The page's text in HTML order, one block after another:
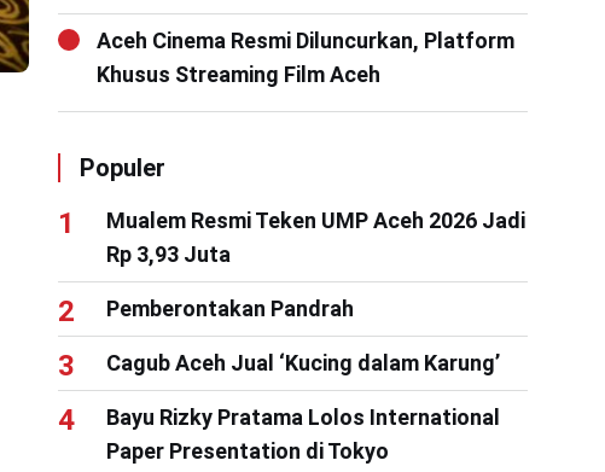
Aceh Cinema Resmi Diluncurkan, Platform
Khusus Streaming Film Aceh
Populer
Mualem Resmi Teken UMP Aceh 2026 Jadi
Rp 3,93 Juta
Pemberontakan Pandrah
Cagub Aceh Jual ‘Kucing dalam Karung’
Bayu Rizky Pratama Lolos International
Paper Presentation di Tokyo